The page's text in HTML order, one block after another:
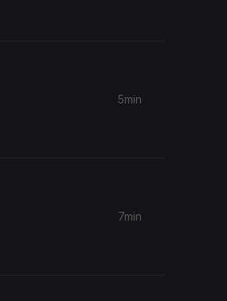
5min
7min